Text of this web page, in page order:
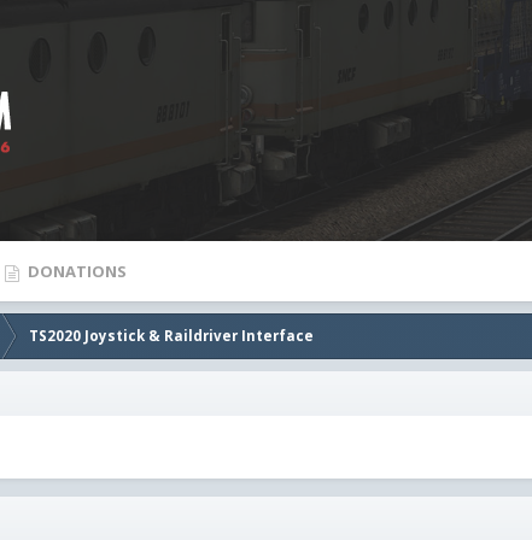
DONATIONS
TS2020 Joystick & Raildriver Interface